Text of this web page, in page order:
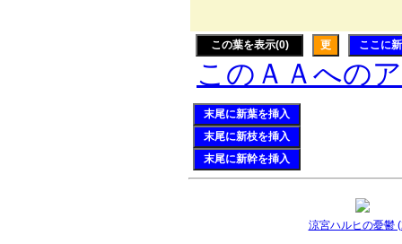
この葉を表示(0) 更 ここに
このＡＡへの
末尾に新葉を挿入
末尾に新枝を挿入
末尾に新幹を挿入
涼宮ハルヒの憂鬱